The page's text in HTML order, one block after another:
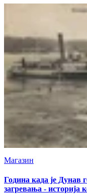
Магазин
Година када је Дунав
загревања - историја